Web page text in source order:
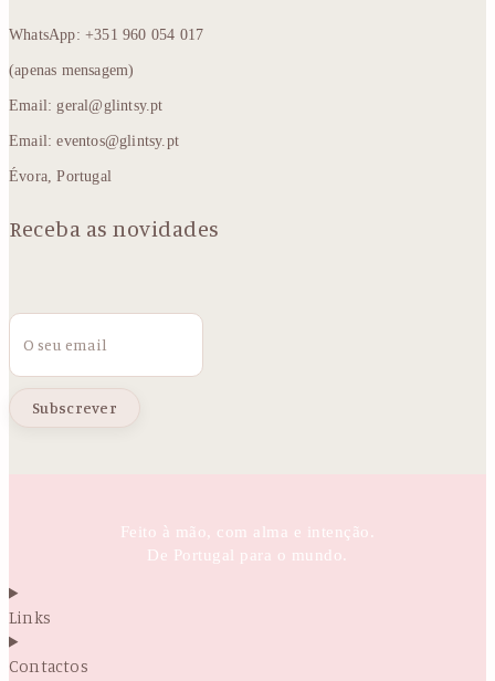
WhatsApp: +351 960 054 017
(apenas mensagem)
Email: geral@glintsy.pt
Email: eventos@glintsy.pt
Évora, Portugal
Receba as novidades
Email
Feito à mão, com alma e intenção.
De Portugal para o mundo.
Links
Contactos